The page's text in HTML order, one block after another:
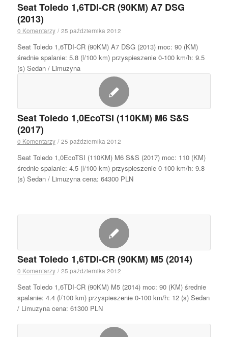
Seat Toledo 1,6TDI-CR (90KM) A7 DSG
(2013)
0 Komentarzy / 25 października 2012
Seat Toledo 1,6TDI-CR (90KM) A7 DSG (2013) moc: 90 (KM)
średnie spalanie: 5.8 (l/100 km) przyspieszenie 0-100 km/h: 9.5
(s) Sedan / Limuzyna
Seat Toledo 1,0EcoTSI (110KM) M6 S&S
(2017)
0 Komentarzy / 25 października 2012
Seat Toledo 1,0EcoTSI (110KM) M6 S&S (2017) moc: 110 (KM)
średnie spalanie: 4.5 (l/100 km) przyspieszenie 0-100 km/h: 9.8
(s) Sedan / Limuzyna cena: 64300 PLN
Seat Toledo 1,6TDI-CR (90KM) M5 (2014)
0 Komentarzy / 25 października 2012
Seat Toledo 1,6TDI-CR (90KM) M5 (2014) moc: 90 (KM) średnie
spalanie: 4.4 (l/100 km) przyspieszenie 0-100 km/h: 12 (s) Sedan
/ Limuzyna cena: 61300 PLN